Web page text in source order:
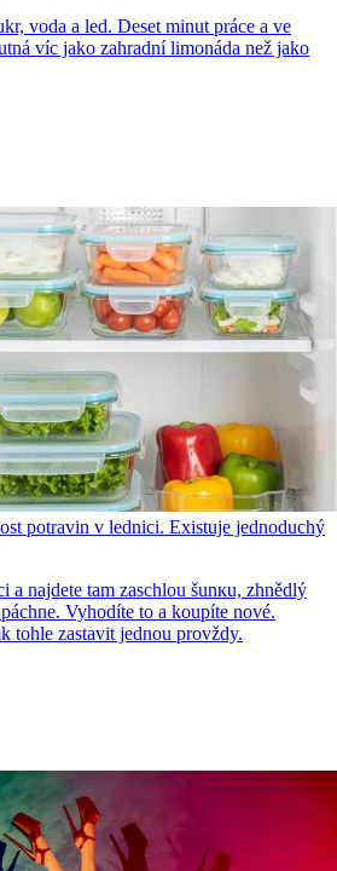
voda a led. Deset minut práce a ve
víc jako zahradní limonáda než jako
potravin v lednici. Existuje jednoduchý
a najdete tam zaschlou šunкu, zhnědlý
Vyhodíte to a koupíte nové.
tohle zastavit jednou provždy.